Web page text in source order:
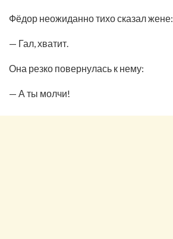
Фёдор неожиданно тихо сказал жене:
— Гал, хватит.
Она резко повернулась к нему:
— А ты молчи!